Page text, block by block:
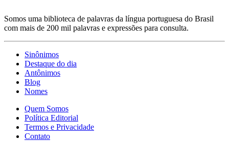
Somos uma biblioteca de palavras da língua portuguesa do Brasil
com mais de 200 mil palavras e expressões para consulta.
Sinônimos
Destaque do dia
Antônimos
Blog
Nomes
Quem Somos
Política Editorial
Termos e Privacidade
Contato